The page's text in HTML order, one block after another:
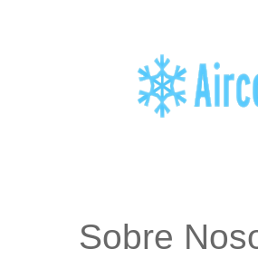
Sobre